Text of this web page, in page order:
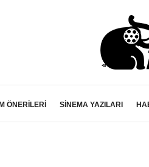
ÖNERİLERİ SİNEMA YAZILARI